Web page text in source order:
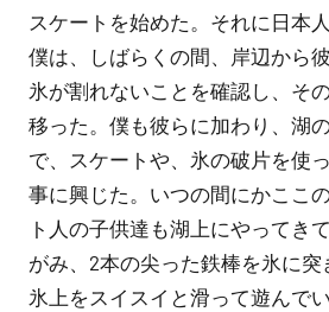
スケートを始めた。それに日本
僕は、しばらくの間、岸辺から
氷が割れないことを確認し、そ
移った。僕も彼らに加わり、湖
で、スケートや、氷の破片を使
事に興じた。いつの間にかここ
ト人の子供達も湖上にやってき
がみ、2本の尖った鉄棒を氷に突
氷上をスイスイと滑って遊んで